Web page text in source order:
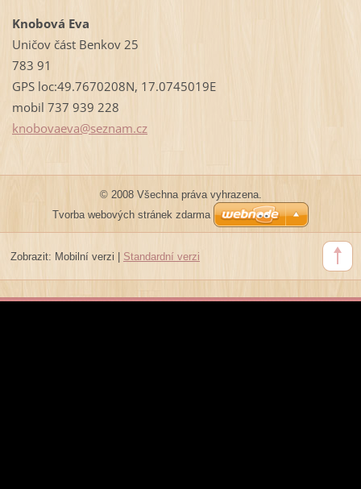
Knobová Eva
Uničov část Benkov 25
783 91
GPS loc:49.7670208N, 17.0745019E
mobil 737 939 228
knobovaeva@seznam.cz
© 2008 Všechna práva vyhrazena.
Tvorba webových stránek zdarma
Zobrazit: Mobilní verzi Standardní verzi